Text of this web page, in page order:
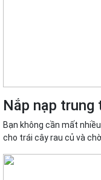
Nắp nạp trung
Bạn không cần mất
cho trái cây rau củ và